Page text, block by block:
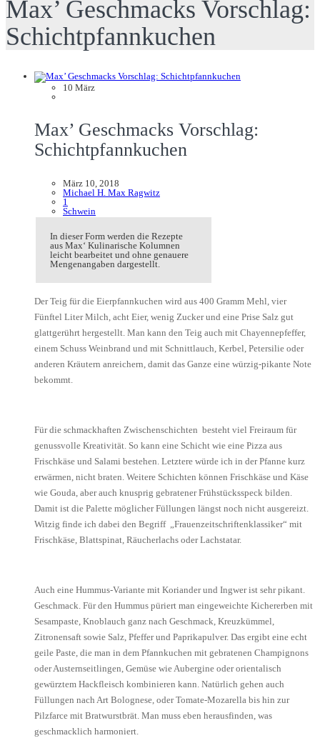
Max’ Geschmacks Vorschlag:
Schichtpfannkuchen
10 März
Max’ Geschmacks Vorschlag:
Schichtpfannkuchen
März 10, 2018
Michael H. Max Ragwitz
1
Schwein
In dieser Form werden die Rezepte
aus Max‘ Kulinarische Kolumnen
leicht bearbeitet und ohne genauere
Mengenangaben dargestellt.
Der Teig für die Eierpfannkuchen wird aus 400 Gramm Mehl, vier
Fünftel Liter Milch, acht Eier, wenig Zucker und eine Prise Salz gut
glattgerührt hergestellt. Man kann den Teig auch mit Chayennepfeffer,
einem Schuss Weinbrand und mit Schnittlauch, Kerbel, Petersilie oder
anderen Kräutern anreichern, damit das Ganze eine würzig-pikante Note
bekommt.
Für die schmackhaften Zwischenschichten besteht viel Freiraum für
genussvolle Kreativität. So kann eine Schicht wie eine Pizza aus
Frischkäse und Salami bestehen. Letztere würde ich in der Pfanne kurz
erwärmen, nicht braten. Weitere Schichten können Frischkäse und Käse
wie Gouda, aber auch knusprig gebratener Frühstücksspeck bilden.
Damit ist die Palette möglicher Füllungen längst noch nicht ausgereizt.
Witzig finde ich dabei den Begriff „Frauenzeitschriftenklassiker“ mit
Frischkäse, Blattspinat, Räucherlachs oder Lachstatar.
Auch eine Hummus-Variante mit Koriander und Ingwer ist sehr pikant.
Geschmack. Für den Hummus püriert man eingeweichte Kichererben mit
Sesampaste, Knoblauch ganz nach Geschmack, Kreuzkümmel,
Zitronensaft sowie Salz, Pfeffer und Paprikapulver. Das ergibt eine echt
geile Paste, die man in dem Pfannkuchen mit gebratenen Champignons
oder Austernseitlingen, Gemüse wie Aubergine oder orientalisch
gewürztem Hackfleisch kombinieren kann. Natürlich gehen auch
Füllungen nach Art Bolognese, oder Tomate-Mozarella bis hin zur
Pilzfarce mit Bratwurstbrät. Man muss eben herausfinden, was
geschmacklich harmoniert.